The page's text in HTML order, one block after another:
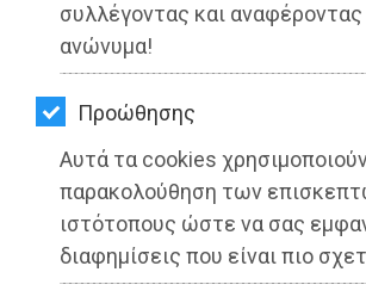
συλλέγοντας και
ανώνυμα!
Προώθησης
Αυτά τα cookies
παρακολούθηση των
ιστότοπους ώστε να σας
διαφημίσεις που είναι πιο
ΠΕΡΙΒΑΛΛΟΝ
ΚΑΤΟΙΚΙΔΙΟ
ΑΓΓΕΛΙΕΣ
ΕΦΗΜΕΡΙΔΕΣ
OΔΗΓΟΣ
ΑΓΟΡΑΣ
Πόσο αναγκαίο είναι ένα
Νοσοκομείο στην
Διαβάστηκε 6076 φορές